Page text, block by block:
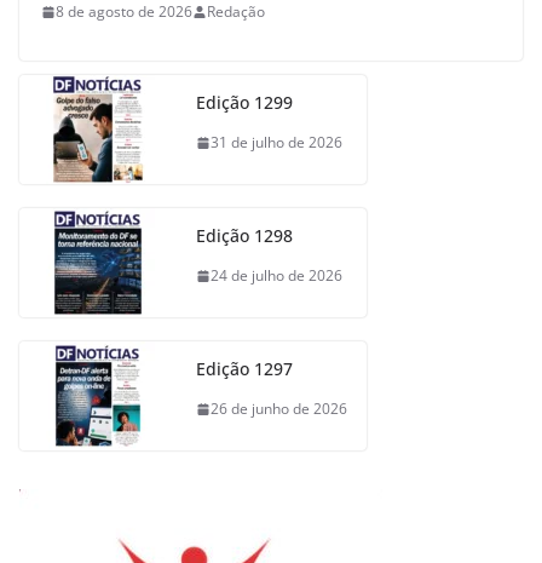
8 de agosto de 2026 Redação
Edição 1299
31 de julho de 2026
Edição 1298
24 de julho de 2026
Edição 1297
26 de junho de 2026